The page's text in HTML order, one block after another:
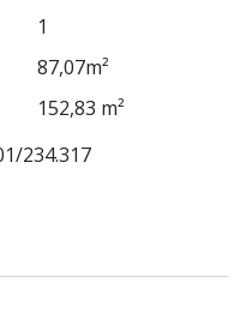
1
87,07m²
152,83 m²
234.317